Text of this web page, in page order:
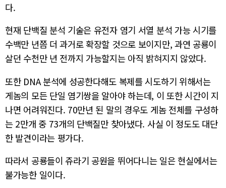
다.
현재 단백질 분석 기술은 유전자 염기 서열 분석 가능 시기를
수백만 년쯤 더 과거로 확장할 것으로 보이지만, 과연 공룡이
살던 수천만 년 전까지 가능할지는 아직 밝혀지지 않았다.
또한 DNA 분석에 성공한다해도 복제를 시도하기 위해서는
게놈의 모든 단일 염기쌍을 알아야 하는데, 이 또한 시간이 지
나면 어려워진다. 70만년 된 말의 경우도 게놈 전체를 구성하
는 2만개 중 73개의 단백질만 찾아냈다. 사실 이 정도도 대단
한 발견이라는 평가다.
따라서 공룡들이 쥬라기 공원을 뛰어다니는 일은 현실에서는
불가능한 일이다.